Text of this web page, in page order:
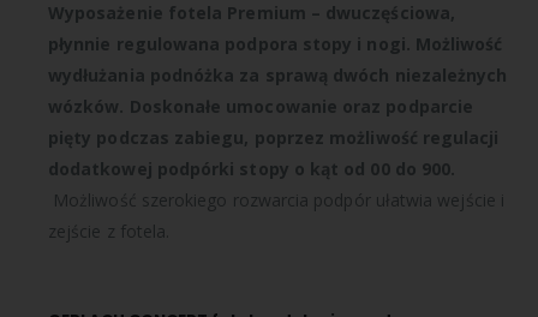
Wyposażenie fotela Premium – dwuczęściowa,
płynnie regulowana podpora stopy i nogi. Możliwość
wydłużania podnóżka za sprawą dwóch niezależnych
wózków. Doskonałe umocowanie oraz podparcie
pięty podczas zabiegu, poprzez możliwość regulacji
dodatkowej podpórki stopy o kąt od 00do 900.
Możliwość szerokiego rozwarcia podpór ułatwia wejście i
zejście z fotela.